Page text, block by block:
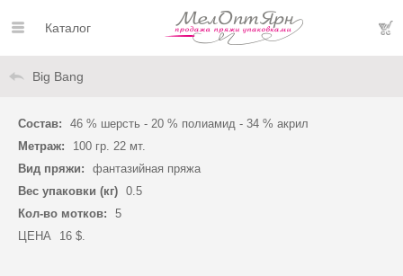
Каталог
Big Bang
Состав:
46 % шерсть - 20 % полиамид - 34 % акрил
Метраж:
100 гр. 22 мт.
Вид пряжи:
фантазийная пряжа
Вес упаковки (кг) 0.5
Кол-во мотков:
5
ЦЕНА
16 $.